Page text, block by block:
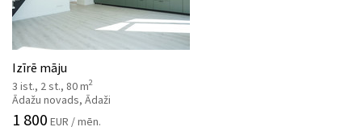
Izīrē māju
3 ist., 2 st., 80 m2
Ādažu novads, Ādaži
1 800 EUR / mēn.